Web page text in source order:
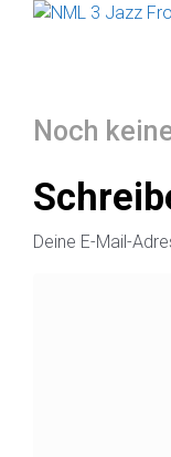
Noch
Deine E-Mail-